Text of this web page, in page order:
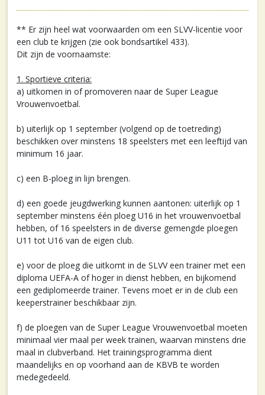
** Er zijn heel wat voorwaarden om een SLVV-licentie voor
een club te krijgen (zie ook bondsartikel 433).
Dit zijn de voornaamste:
1. Sportieve criteria:
a) uitkomen in of promoveren naar de Super League
Vrouwenvoetbal.
b) uiterlijk op 1 september (volgend op de toetreding)
beschikken over minstens 18 speelsters met een leeftijd van
minimum 16 jaar.
c) een B-ploeg in lijn brengen.
d) een goede jeugdwerking kunnen aantonen: uiterlijk op 1
september minstens één ploeg U16 in het vrouwenvoetbal
hebben, of 16 speelsters in de diverse gemengde ploegen
U11 tot U16 van de eigen club.
e) voor de ploeg die uitkomt in de SLVV een trainer met een
diploma UEFA-A of hoger in dienst hebben, en bijkomend
een gediplomeerde trainer. Tevens moet er in de club een
keeperstrainer beschikbaar zijn.
f) de ploegen van de Super League Vrouwenvoetbal moeten
minimaal vier maal per week trainen, waarvan minstens drie
maal in clubverband. Het trainingsprogramma dient
maandelijks en op voorhand aan de KBVB te worden
medegedeeld.